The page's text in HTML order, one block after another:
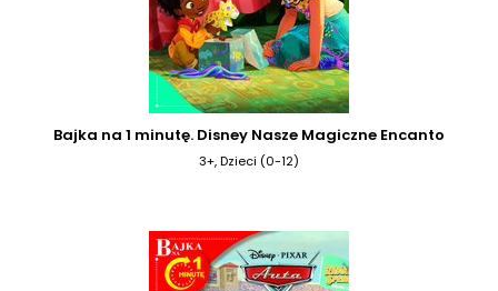
Bajka na 1 minutę. Disney Nasze Magiczne Encanto
3+, Dzieci (0-12)